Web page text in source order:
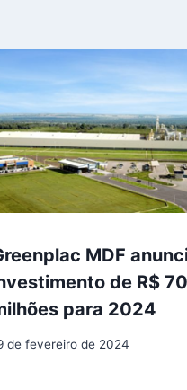
MDF
de R$ 70
para 2024
de fevereiro de 2024